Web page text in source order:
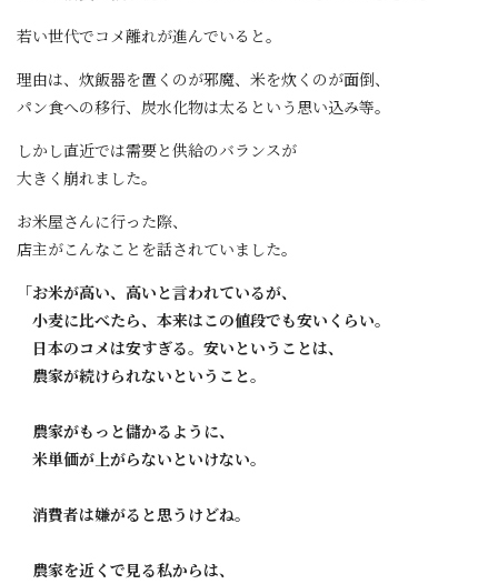
若い世代でコメ離れが進んでいると。
理由は、炊飯器を置くのが邪魔、米を炊くのが面倒、
パン食への移行、炭水化物は太るという思い込み等。
しかし直近では需要と供給のバランスが
大きく崩れました。
お米屋さんに行った際、
店主がこんなことを話されていました。
「お米が高い、高いと言われているが、
小麦に比べたら、本来はこの値段でも安いくらい。
日本のコメは安すぎる。安いということは、
農家が続けられないということ。
農家がもっと儲かるように、
米単価が上がらないといけない。
消費者は嫌がると思うけどね。
農家を近くで見る私からは、